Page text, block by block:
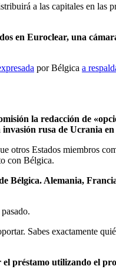
a las capitales en las
en Euroclear, una
por Bélgica a
la redacción de
invasión rusa de Ucrania en
otros Estados miembros
con Bélgica.
Bélgica. Alemania,
Sabes exactamente
préstamo utilizando el